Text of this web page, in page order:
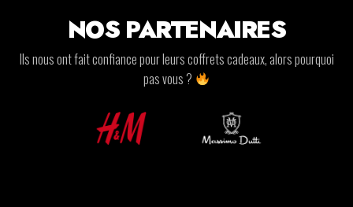
NOS PARTENAIRES
Ils nous ont fait confiance pour leurs coffrets cadeaux, alors pourquoi
pas vous ?